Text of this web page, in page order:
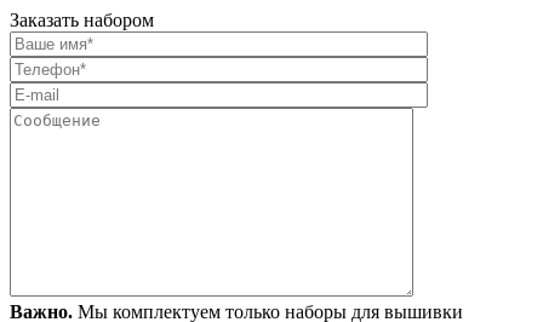
Заказать набором
Важно. Мы комплектуем только наборы для вышивки